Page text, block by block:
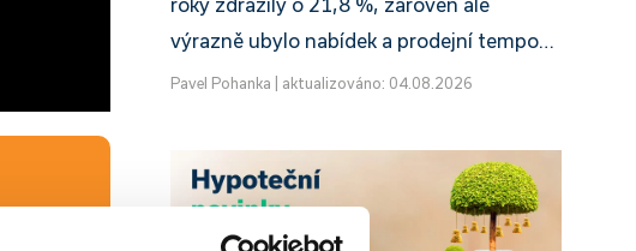
výrazně ubylo nabídek a prodejní tempo…
Pavel Pohanka aktualizováno: 04.08.2026